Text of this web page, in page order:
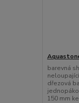
barevná
dřezová
150 mm